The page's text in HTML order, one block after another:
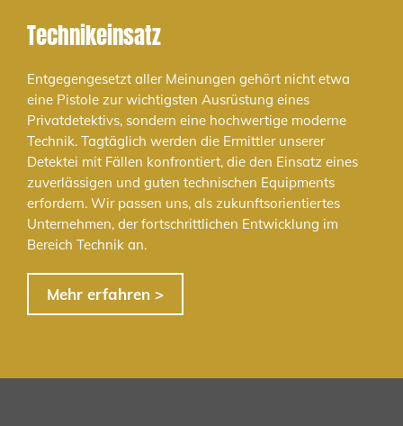
Technikeinsatz
Entgegengesetzt aller Meinungen gehört nicht etwa
eine Pistole zur wichtigsten Ausrüstung eines
Privatdetektivs, sondern eine hochwertige moderne
Technik. Tagtäglich werden die Ermittler unserer
Detektei mit Fällen konfrontiert, die den Einsatz eines
zuverlässigen und guten technischen Equipments
erfordern. Wir passen uns, als zukunftsorientiertes
Unternehmen, der fortschrittlichen Entwicklung im
Bereich Technik an.
Mehr erfahren >